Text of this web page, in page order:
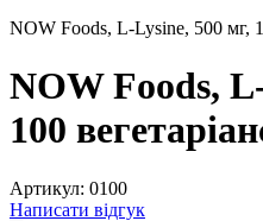
NOW Foods, L-Lysine, 500 мг,
NOW Foods,
100
Артикул: 0100
Написати відгук